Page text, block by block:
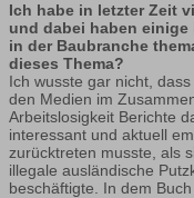
Ich habe in letzter Zeit
und dabei haben
in der Baubranche
dieses Thema?
Ich wusste gar nicht,
den Medien im
Arbeitslosigkeit Berichte
interessant und aktuell
zurücktreten musste, als
illegale ausländische
beschäftigte. In dem